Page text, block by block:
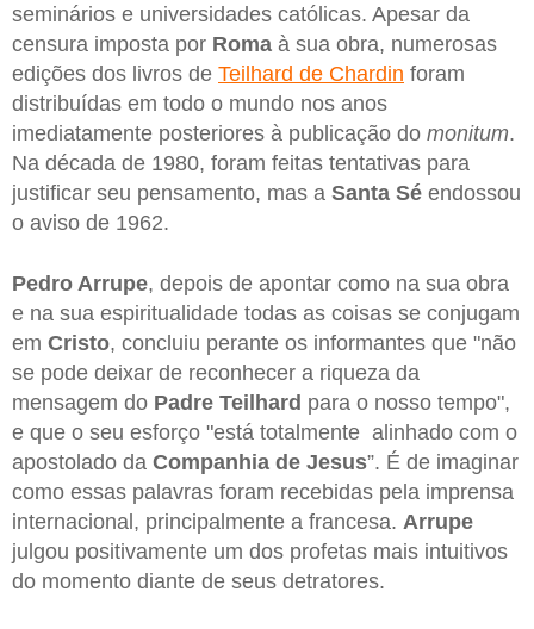
seminários e universidades católicas. Apesar da
censura imposta por Roma à sua obra, numerosas
edições dos livros de Teilhard de Chardin foram
distribuídas em todo o mundo nos anos
imediatamente posteriores à publicação do monitum.
Na década de 1980, foram feitas tentativas para
justificar seu pensamento, mas a Santa Sé endossou
o aviso de 1962.
Pedro Arrupe, depois de apontar como na sua obra
e na sua espiritualidade todas as coisas se conjugam
em Cristo, concluiu perante os informantes que "não
se pode deixar de reconhecer a riqueza da
mensagem do Padre Teilhard para o nosso tempo",
e que o seu esforço "está totalmente alinhado com o
apostolado da Companhia de Jesus”. É de imaginar
como essas palavras foram recebidas pela imprensa
internacional, principalmente a francesa. Arrupe
julgou positivamente um dos profetas mais intuitivos
do momento diante de seus detratores.